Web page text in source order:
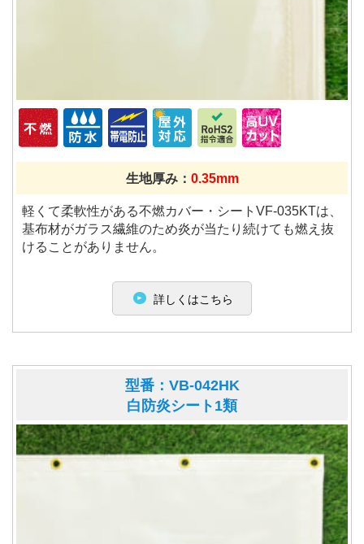
生地厚み： 0.35mm
軽くて柔軟性がある不燃カバー・シートVF-035KTは、
基布材がガラス繊維のため炎が当たり続けても燃え抜
けることがありません。
詳しくはこちら
型番：VB-042HK
白防炎シート1類